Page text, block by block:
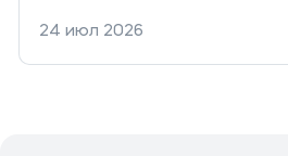
24 июл 2026